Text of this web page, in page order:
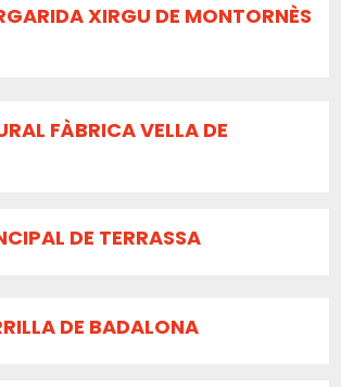
XIRGU DE MONTORNÈS
FÀBRICA VELLA DE
DE TERRASSA
DE BADALONA